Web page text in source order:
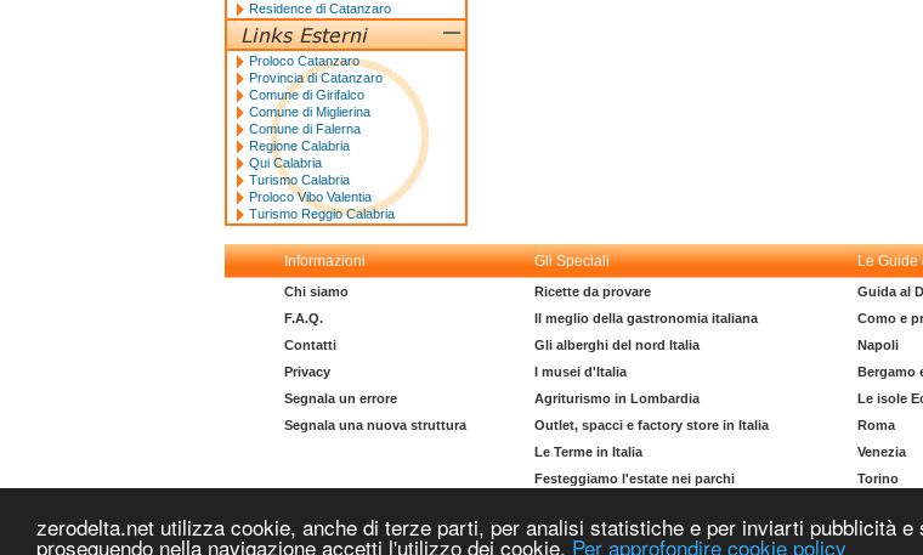
zerodelta.net utilizza cookie, anche di terze parti, per analisi statistiche e per inviarti pubblicità
proseguendo nella navigazione accetti l'utilizzo dei cookie. Per approfondire cookie policy
Residence di Catanzaro
Proloco Catanzaro
Provincia di Catanzaro
Comune di Girifalco
Comune di Miglierina
Comune di Falerna
Regione Calabria
Qui Calabria
Turismo Calabria
Proloco Vibo Valentia
Turismo Reggio Calabria
Informazioni Gli Speciali Le Guide
Chi siamo
F.A.Q.
Contatti
Privacy
Segnala un errore
Segnala una nuova struttura
Ricette da provare
Il meglio della gastronomia italiana
Gli alberghi del nord Italia
I musei d'Italia
Agriturismo in Lombardia
Outlet, spacci e factory store in Italia
Le Terme in Italia
Festeggiamo l'estate nei parchi
Guida al
Como e
Napoli
Bergamo
Le isole
Roma
Venezia
Torino
Copyright © 2004-2026 Supero Ltd, Malta MT 2105-